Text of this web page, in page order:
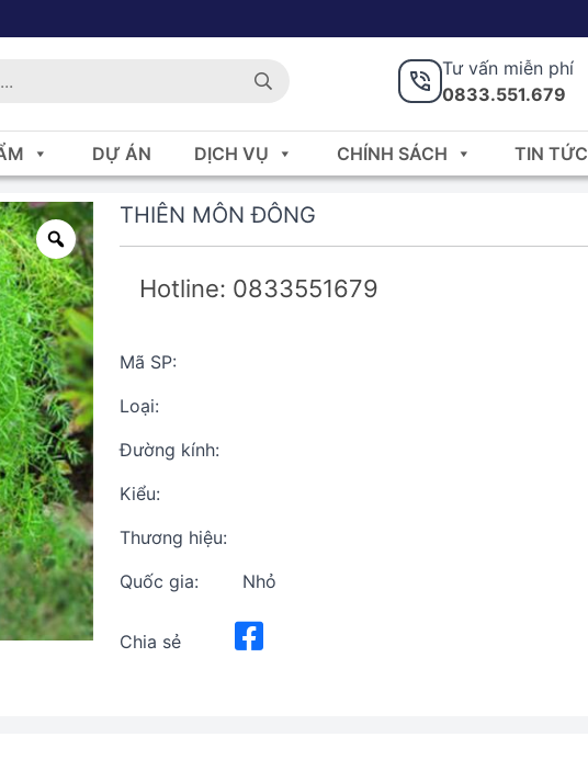
Tư vấn miễn phí
0833.551.679
DỰ ÁN DỊCH VỤ CHÍNH SÁCH TIN TỨC
THIÊN MÔN ĐÔNG
Hotline: 0833551679
Mã SP:
Loại:
Đường kính:
Kiểu:
Thương hiệu:
Quốc gia:
Nhỏ
Chia sẻ